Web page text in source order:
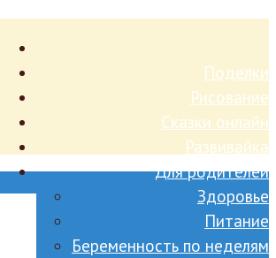
Поделки
Рисование
Сказки онлайн
Развивайка
Для родителей
Здоровье
Питание
Беременность по неделям